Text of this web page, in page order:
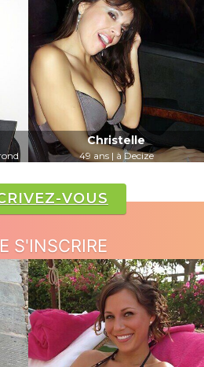
LUI PARLER
Christelle
49 ans | à Decize
LUI PARLER
VOUS
S'INSCRIRE